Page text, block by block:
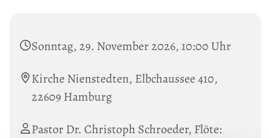
Sonntag, 29. November 2026, 10:00 Uhr
Kirche Nienstedten, Elbchaussee 410,
22609 Hamburg
Pastor Dr. Christoph Schroeder, Flöte: